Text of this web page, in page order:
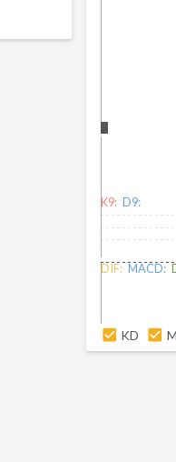
K9: D9:
DIF: MACD:
KD